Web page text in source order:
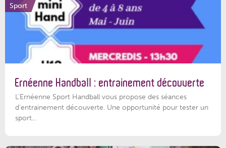
Sport
Ernéenne Handball : entrainement découverte
L'Ernéenne Sport Handball vous propose des séances
d'entrainement découverte. Une opportunité pour tester un
sport...